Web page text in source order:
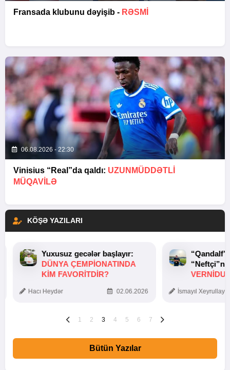
Fransada klubunu dəyişib - RƏSMİ
06.08.2026 - 22:30
Vinisius “Real”da qaldı: UZUNMÜDDƏTLİ
MÜQAVİLƏ
KÖŞƏ YAZILARI
Yuxusuz gecələr başlayır:
DÜNYA ÇEMPIONATINDA
KIM FAVORITDIR?
Hacı Heydər 02.06.2026 İsmayıl
1 2 3 4 5 6 7
Bütün Yazılar